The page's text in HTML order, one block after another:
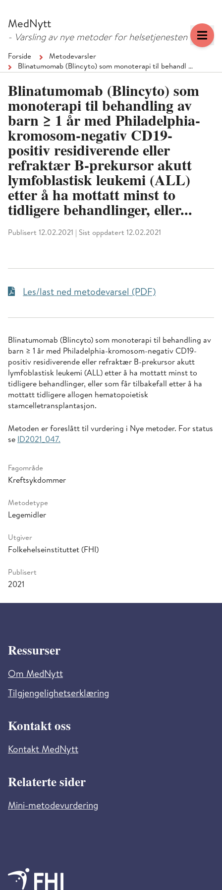
MedNytt
- Varsling av nye metoder for helsetjenesten
Forside
Metodevarsler
Blinatumomab (Blincyto) som monoterapi til behandl …
Blinatumomab (Blincyto) som
monoterapi til behandling av
barn ≥ 1 år med Philadelphia-
kromosom-negativ CD19-
positiv residiverende eller
refraktær B-prekursor akutt
lymfoblastisk leukemi (ALL)
etter å ha mottatt minst to
tidligere behandlinger, eller...
Publisert 12.02.2021 Sist oppdatert 12.02.2021
Les/last ned metodevarsel (PDF)
Blinatumomab (Blincyto) som monoterapi til behandling av
barn ≥ 1 år med Philadelphia-kromosom-negativ CD19-
positiv residiverende eller refraktær B-prekursor akutt
lymfoblastisk leukemi (ALL) etter å ha mottatt minst to
tidligere behandlinger, eller som får tilbakefall etter å ha
mottatt tidligere allogen hematopoietisk
stamcelletransplantasjon.
Metoden er foreslått til vurdering i Nye metoder. For status
se ID2021_047.
Fagområde
Kreftsykdommer
Metodetype
Legemidler
Utgiver
Folkehelseinstituttet (FHI)
Publisert
2021
Ressurser
Om MedNytt
Tilgjengelighetserklæring
Kontakt oss
Kontakt MedNytt
Relaterte sider
Mini-metodevurdering